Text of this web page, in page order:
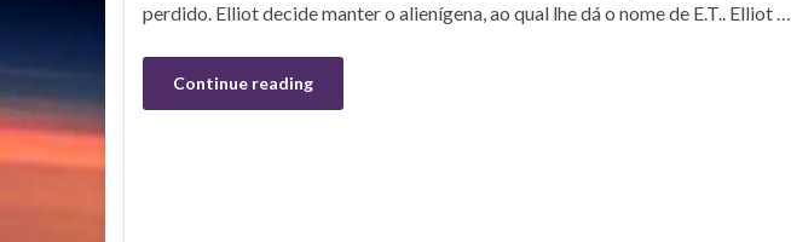
perdido. Elliot decide manter o alienígena, ao qual lhe dá o nome de E.T.. Elliot …
Continue reading